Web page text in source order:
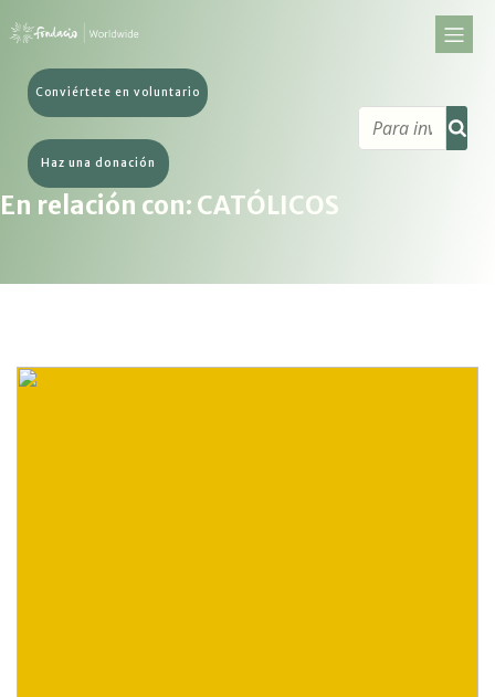
Conviértete en voluntario
Haz una donación
En relación con: CATÓLICOS